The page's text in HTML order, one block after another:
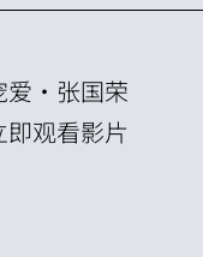
・张国荣
即观看影片